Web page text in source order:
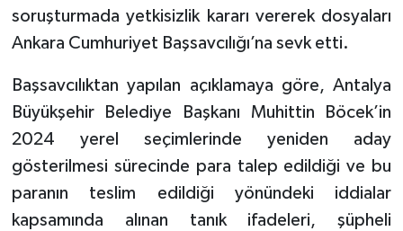
soruşturmada yetkisizlik kararı vererek dosyaları
Ankara Cumhuriyet Başsavcılığı’na sevk etti.
Başsavcılıktan yapılan açıklamaya göre, Antalya
Büyükşehir Belediye Başkanı Muhittin Böcek’in
2024 yerel seçimlerinde yeniden aday
gösterilmesi sürecinde para talep edildiği ve bu
paranın teslim edildiği yönündeki iddialar
kapsamında alınan tanık ifadeleri, şüpheli